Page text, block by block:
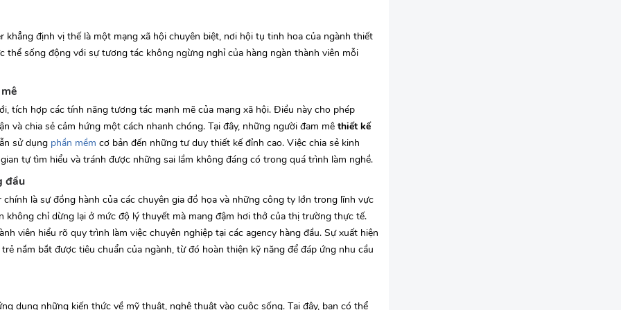
định vị thế là một mạng xã hội chuyên biệt, nơi hội tụ tinh hoa của ngành thiết
sống động với sự tương tác không ngừng nghỉ của hàng ngàn thành viên mỗi
tích hợp các tính năng tương tác mạnh mẽ của mạng xã hội. Điều này cho phép
và chia sẻ cảm hứng một cách nhanh chóng. Tại đây, những người đam mê thiết kế
sử dụng phần mềm cơ bản đến những tư duy thiết kế đỉnh cao. Việc chia sẻ kinh
tự tìm hiểu và tránh được những sai lầm không đáng có trong quá trình làm nghề.
đầu
là sự đồng hành của các chuyên gia đồ họa và những công ty lớn trong lĩnh vực
không chỉ dừng lại ở mức độ lý thuyết mà mang đậm hơi thở của thị trường thực tế.
viên hiểu rõ quy trình làm việc chuyên nghiệp tại các agency hàng đầu. Sự xuất hiện
nắm bắt được tiêu chuẩn của ngành, từ đó hoàn thiện kỹ năng để đáp ứng nhu cầu
dụng những kiến thức về mỹ thuật, nghệ thuật vào cuộc sống. Tại đây, bạn có thể